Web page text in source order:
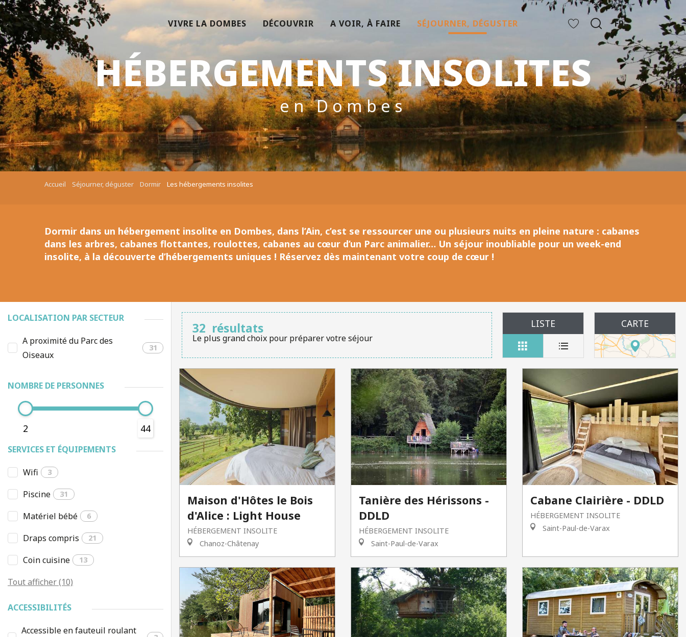
Aller
au
contenu
principal
Voir les favoris
Recherche
FR
VIVRE LA DOMBES DÉCOUVRIR A VOIR, À FAIRE SÉJOURNER, DÉGUSTER
HÉBERGEMENTS INSOLITES
en Dombes
Accueil Séjourner, déguster Dormir Les hébergements insolites
Dormir dans un hébergement insolite en Dombes, dans l’Ain, c’est se ressourcer une ou plusieurs nuits en pleine nature : cabanes
dans les arbres, cabanes flottantes, roulottes, cabanes au cœur d’un Parc animalier… Un séjour inoubliable pour un week-end
insolite, à la découverte d’hébergements uniques ! Réservez dès maintenant votre coup de cœur !
LOCALISATION PAR SECTEUR
A proximité du Parc des
Oiseaux
31
NOMBRE DE PERSONNES
2 44
SERVICES ET ÉQUIPEMENTS
Wifi 3
Piscine 31
Matériel bébé 6
Draps compris 21
Coin cuisine 13
Tout afficher (10)
ACCESSIBILITÉS
Accessible en fauteuil roulant
32 résultats
Le plus grand choix pour préparer votre séjour
LISTE CARTE
Maison d'Hôtes le Bois
d'Alice : Light House
HÉBERGEMENT INSOLITE
Chanoz-Châtenay
Tanière des Hérissons -
DDLD
HÉBERGEMENT INSOLITE
Saint-Paul-de-Varax
Cabane Clairière - DDLD
HÉBERGEMENT INSOLITE
Saint-Paul-de-Varax